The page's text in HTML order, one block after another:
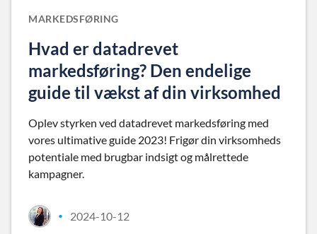
MARKEDSFØRING
Hvad er datadrevet
markedsføring? Den endelige
guide til vækst af din virksomhed
Oplev styrken ved datadrevet markedsføring med
vores ultimative guide 2023! Frigør din virksomheds
potentiale med brugbar indsigt og målrettede
kampagner.
• 2024-10-12